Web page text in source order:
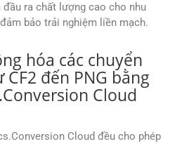
đầu ra chất lượng cao cho nhu
bảo trải nghiệm liền mạch.
hóa các chuyển
đến PNG bằng
Cloud
Cloud đều cho phép